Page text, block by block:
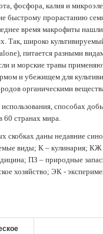
фосфора, калия и
быстрому прорастанию
время макрофиты
Так, широко
питается разными
и морские травы
и убежищем для
органическими
способах
странах мира.
скобках даны недавние
виды; К – кулинария;
ПЗ – природные
хозяйство; ЭК -